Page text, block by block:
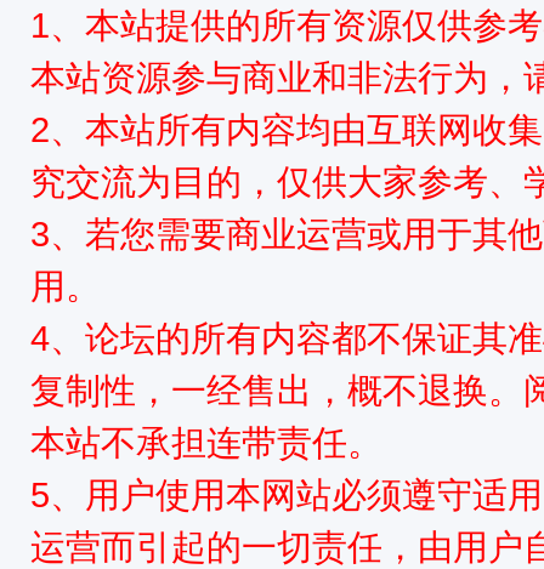
1、本站提供的所有资源仅供参
本站资源参与商业和非法行为，
2、本站所有内容均由互联网收
究交流为目的，仅供大家参考、
3、若您需要商业运营或用于其
用。
4、论坛的所有内容都不保证其
复制性，一经售出，概不退换。
本站不承担连带责任。
5、用户使用本网站必须遵守适
运营而引起的一切责任，由用户